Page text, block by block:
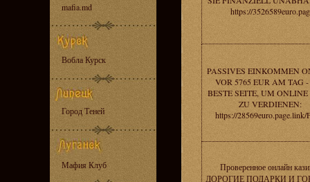
mafia.md
Вобла Курск
Город Теней
Мафия Клуб
https://3526589euro.pag
PASSIVES EINKOMMEN
VOR 5765 EUR AM TAG
BESTE SEITE, UM
ZU VERDIENEN:
https://28569euro.page.link/
Проверенное онлайн
ДОРОГИЕ ПОДАРКИ И